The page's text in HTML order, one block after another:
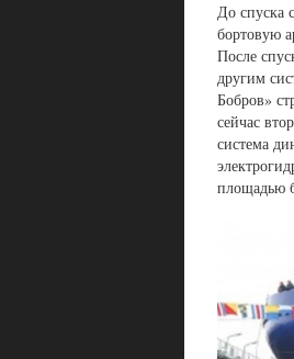
До спуска
бортовую
После
другим
Бобров»
сейчас
система
площадью